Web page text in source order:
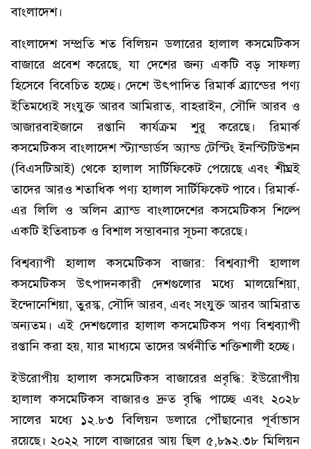
বাংলাদেশ।
বাংলাদেশ সম্প্রতি শত বিলিয়ন ডলারের হালাল কসমেটিকস
বাজারে প্রবেশ করেছে, যা দেশের জন্য একটি বড় সাফল্য
হিসেবে বিবেচিত হচ্ছে। দেশে উৎপাদিত রিমার্ক ব্র্যান্ডের পণ্য
ইতিমধ্যেই সংযুক্ত আরব আমিরাত, বাহরাইন, সৌদি আরব ও
আজারবাইজানে রপ্তানি কার্যক্রম শুরু করেছে। রিমার্ক
কসমেটিকস বাংলাদেশ স্ট্যান্ডার্ডস অ্যান্ড টেস্টিং ইনস্টিটিউশন
(বিএসটিআই) থেকে হালাল সার্টিফিকেট পেয়েছে এবং শীঘ্রই
তাদের আরও শতাধিক পণ্য হালাল সার্টিফিকেট পাবে। রিমার্ক-
এর লিলি ও অলিন ব্র্যান্ড বাংলাদেশের কসমেটিকস শিল্পে
একটি ইতিবাচক ও বিশাল সম্ভাবনার সূচনা করেছে।
বিশ্বব্যাপী হালাল কসমেটিকস বাজার: বিশ্বব্যাপী হালাল
কসমেটিকস উৎপাদনকারী দেশগুলোর মধ্যে মালয়েশিয়া,
ইন্দোনেশিয়া, তুরস্ক, সৌদি আরব, এবং সংযুক্ত আরব আমিরাত
অন্যতম। এই দেশগুলোর হালাল কসমেটিকস পণ্য বিশ্বব্যাপী
রপ্তানি করা হয়, যার মাধ্যমে তাদের অর্থনীতি শক্তিশালী হচ্ছে।
ইউরোপীয় হালাল কসমেটিকস বাজারের প্রবৃদ্ধি: ইউরোপীয়
হালাল কসমেটিকস বাজারও দ্রুত বৃদ্ধি পাচ্ছে এবং ২০২৮
সালের মধ্যে ১২.৮৩ বিলিয়ন ডলারে পৌঁছানোর পূর্বাভাস
রয়েছে। ২০২২ সালে বাজারের আয় ছিল ৫,৮৯২.৩৮ মিলিয়ন